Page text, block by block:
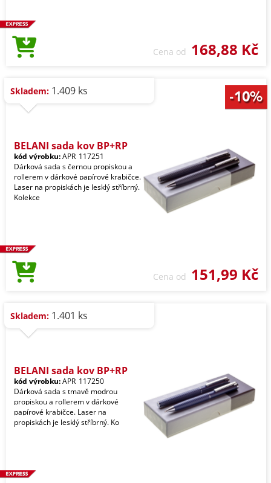
Cena od 168,88 Kč
Skladem: 1.409 ks
BELANI sada kov BP+RP
kód výrobku:APR_117251
Dárková sada s černou propiskou a
rollerem v dárkové papírové krabičce.
Laser na propiskách je lesklý stříbrný.
Kolekce
Cena od 151,99 Kč
Skladem: 1.401 ks
BELANI sada kov BP+RP
kód výrobku:APR_117250
Dárková sada s tmavě modrou
propiskou a rollerem v dárkové
papírové krabičce. Laser na
propiskách je lesklý stříbrný. Ko